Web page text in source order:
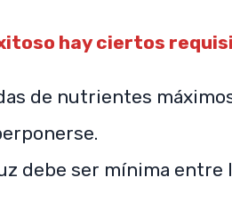
hay ciertos
de nutrientes
debe ser mínima entre